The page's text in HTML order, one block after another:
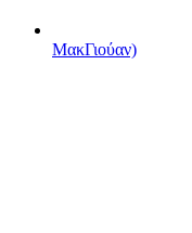
ΜακΓιούαν)